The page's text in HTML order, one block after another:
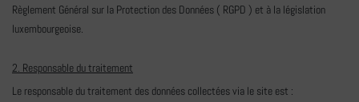
Règlement Général sur la Protection des Données ( RGPD ) et à la législation
luxembourgeoise.
2. Responsable du traitement
Le responsable du traitement des données collectées via le site est :